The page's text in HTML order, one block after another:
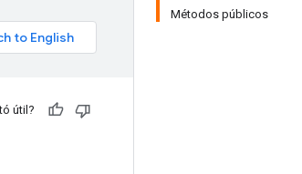
Métodos públicos
útil?